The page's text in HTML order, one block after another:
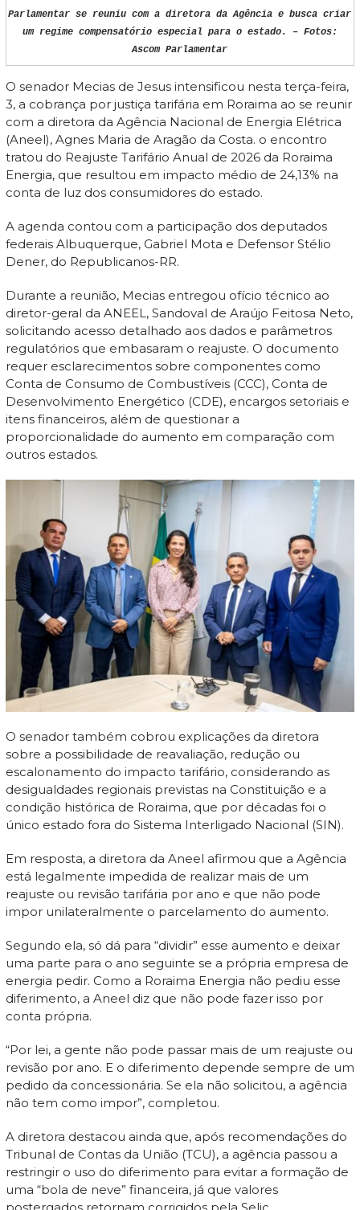
Parlamentar se reuniu com a diretora da Agência e busca criar
um regime compensatório especial para o estado. – Fotos:
Ascom Parlamentar
O senador Mecias de Jesus intensificou nesta terça-feira,
3, a cobrança por justiça tarifária em Roraima ao se reunir
com a diretora da Agência Nacional de Energia Elétrica
(Aneel), Agnes Maria de Aragão da Costa. o encontro
tratou do Reajuste Tarifário Anual de 2026 da Roraima
Energia, que resultou em impacto médio de 24,13% na
conta de luz dos consumidores do estado.
A agenda contou com a participação dos deputados
federais Albuquerque, Gabriel Mota e Defensor Stélio
Dener, do Republicanos-RR.
Durante a reunião, Mecias entregou ofício técnico ao
diretor-geral da ANEEL, Sandoval de Araújo Feitosa Neto,
solicitando acesso detalhado aos dados e parâmetros
regulatórios que embasaram o reajuste. O documento
requer esclarecimentos sobre componentes como
Conta de Consumo de Combustíveis (CCC), Conta de
Desenvolvimento Energético (CDE), encargos setoriais e
itens financeiros, além de questionar a
proporcionalidade do aumento em comparação com
outros estados.
O senador também cobrou explicações da diretora
sobre a possibilidade de reavaliação, redução ou
escalonamento do impacto tarifário, considerando as
desigualdades regionais previstas na Constituição e a
condição histórica de Roraima, que por décadas foi o
único estado fora do Sistema Interligado Nacional (SIN).
Em resposta, a diretora da Aneel afirmou que a Agência
está legalmente impedida de realizar mais de um
reajuste ou revisão tarifária por ano e que não pode
impor unilateralmente o parcelamento do aumento.
Segundo ela, só dá para “dividir” esse aumento e deixar
uma parte para o ano seguinte se a própria empresa de
energia pedir. Como a Roraima Energia não pediu esse
diferimento, a Aneel diz que não pode fazer isso por
conta própria.
“Por lei, a gente não pode passar mais de um reajuste ou
revisão por ano. E o diferimento depende sempre de um
pedido da concessionária. Se ela não solicitou, a agência
não tem como impor”, completou.
A diretora destacou ainda que, após recomendações do
Tribunal de Contas da União (TCU), a agência passou a
restringir o uso do diferimento para evitar a formação de
uma “bola de neve” financeira, já que valores